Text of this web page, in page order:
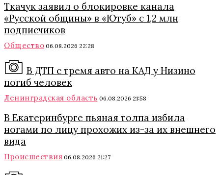
Ткачук заявил о блокировке канала
«Русской общины» в «Ютуб» с 1,2 млн
подписчиков
Общество 06.08.2026 22:28
В ДТП с тремя авто на КАД у Низино
погиб человек
Ленинградская область 06.08.2026 21:58
В Екатеринбурге пьяная толпа избила
ногами по лицу прохожих из-за их внешнего
вида
Происшествия 06.08.2026 21:27